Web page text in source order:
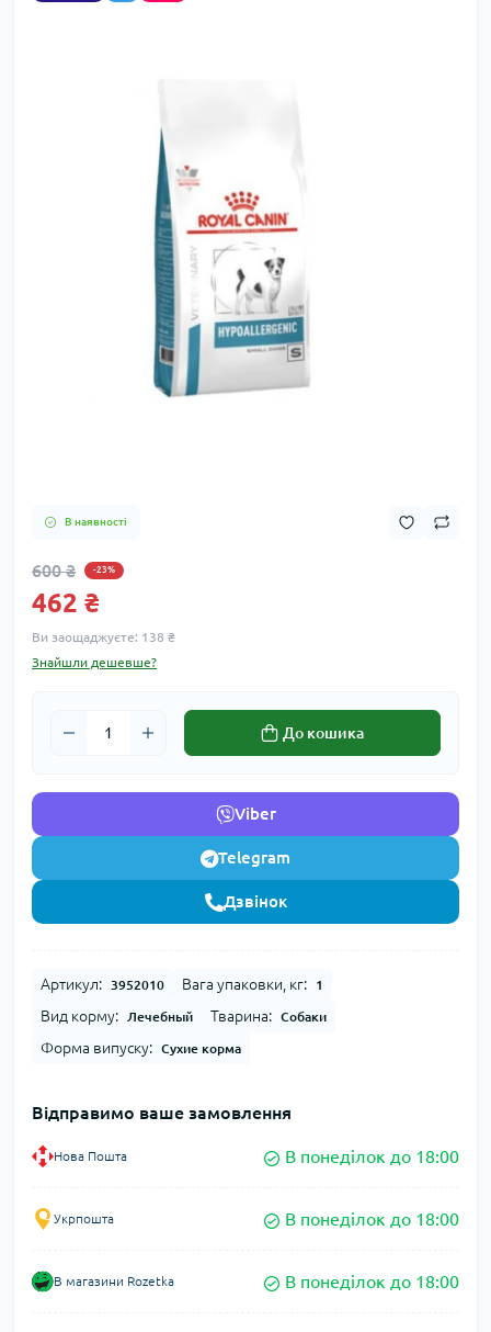
В наявності
600 ₴ -23%
462 ₴
Ви заощаджуєте: 138 ₴
Знайшли дешевше?
До кошика
Viber
Telegram
Дзвінок
Артикул: 3952010 Вага упаковки, кг: 1
Вид корму: Лечебный Тварина: Собаки
Форма випуску: Сухие корма
Відправимо ваше замовлення
Нова Пошта В понеділок до 18:00
Укрпошта В понеділок до 18:00
В магазини Rozetka В понеділок до 18:00